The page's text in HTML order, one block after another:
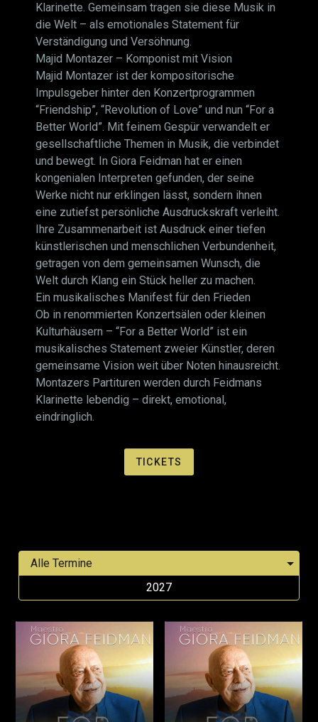
Klarinette. Gemeinsam tragen sie diese Musik in
die Welt – als emotionales Statement für
Verständigung und Versöhnung.
Majid Montazer – Komponist mit Vision
Majid Montazer ist der kompositorische
Impulsgeber hinter den Konzertprogrammen
“Friendship”, “Revolution of Love” und nun “For a
Better World”. Mit feinem Gespür verwandelt er
gesellschaftliche Themen in Musik, die verbindet
und bewegt. In Giora Feidman hat er einen
kongenialen Interpreten gefunden, der seine
Werke nicht nur erklingen lässt, sondern ihnen
eine zutiefst persönliche Ausdruckskraft verleiht.
Ihre Zusammenarbeit ist Ausdruck einer tiefen
künstlerischen und menschlichen Verbundenheit,
getragen von dem gemeinsamen Wunsch, die
Welt durch Klang ein Stück heller zu machen.
Ein musikalisches Manifest für den Frieden
Ob in renommierten Konzertsälen oder kleinen
Kulturhäusern – “For a Better World” ist ein
musikalisches Statement zweier Künstler, deren
gemeinsame Vision weit über Noten hinausreicht.
Montazers Partituren werden durch Feidmans
Klarinette lebendig – direkt, emotional,
eindringlich.
TICKETS
2027